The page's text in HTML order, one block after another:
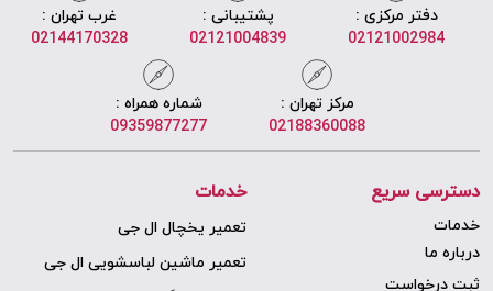
دفتر مرکزی :
02121002984
پشتیبانی :
02121004839
غرب تهران :
02144170328
مرکز تهران :
02188360088
شماره همراه :
09359877277
دسترسی سریع
خدمات
درباره ما
ثبت درخواست
خدمات
تعمیر یخچال ال جی
تعمیر ماشین لباسشویی ال جی